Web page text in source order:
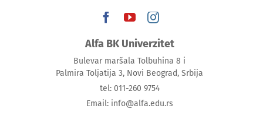
Alfa BK Univerzitet
Bulevar maršala Tolbuhina 8 i
Palmira Toljatija 3, Novi Beograd, Srbija
tel: 011-260 9754
Email: info@alfa.edu.rs